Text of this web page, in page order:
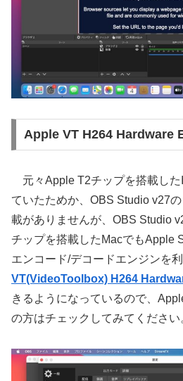
Apple VT H264 Hardware
元々Apple T2チップを搭載した
ていたためか、OBS Studio v27
載がありませんが、OBS Studio
チップを搭載したMacでもApple
エンコード/デコードエンジンを
VT(VideoToolbox) H264
きるようになっているので、
の方はチェックしてみてください